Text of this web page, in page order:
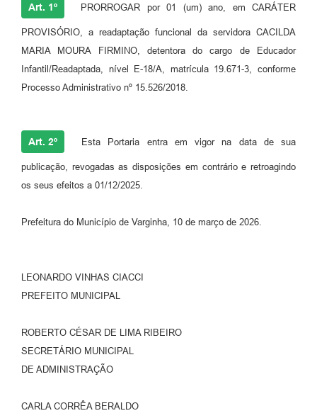
Art. 1º PRORROGAR por 01 (um) ano, em CARÁTER
PROVISÓRIO, a readaptação funcional da servidora CACILDA
MARIA MOURA FIRMINO, detentora do cargo de Educador
Infantil/Readaptada, nível E-18/A, matrícula 19.671-3, conforme
Processo Administrativo nº 15.526/2018.
Art. 2º Esta Portaria entra em vigor na data de sua
publicação, revogadas as disposições em contrário e retroagindo
os seus efeitos a 01/12/2025.
Prefeitura do Município de Varginha, 10 de março de 2026.
LEONARDO VINHAS CIACCI
PREFEITO MUNICIPAL
ROBERTO CÉSAR DE LIMA RIBEIRO
SECRETÁRIO MUNICIPAL
DE ADMINISTRAÇÃO
CARLA CORRÊA BERALDO